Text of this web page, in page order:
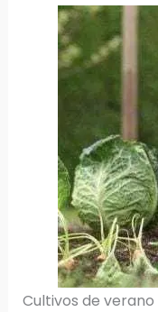
Cultivos de